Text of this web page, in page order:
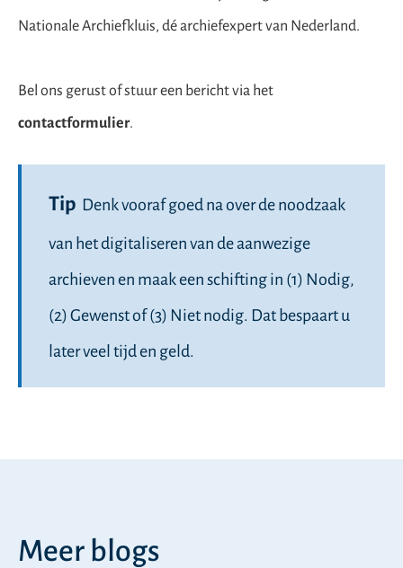
Nationale Archiefkluis, dé archiefexpert van Nederland.
Bel ons gerust of stuur een bericht via het
contactformulier.
Tip Denk vooraf goed na over de noodzaak
van het digitaliseren van de aanwezige
archieven en maak een schifting in (1) Nodig,
(2) Gewenst of (3) Niet nodig. Dat bespaart u
later veel tijd en geld.
Meer blogs